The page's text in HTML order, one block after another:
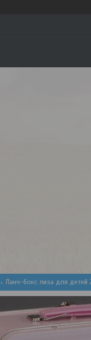
Ланч-бокс лиза для детей